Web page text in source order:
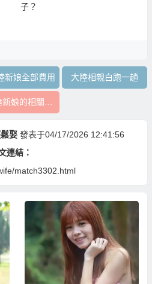
子？
新娘全部費用 大陸相親白跑一趟
娶 發表于04/17/2026 12:41:56
連結：
match3302.html